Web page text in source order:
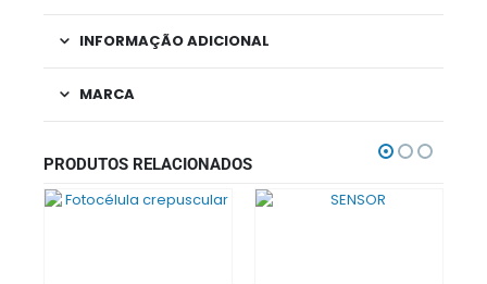
INFORMAÇÃO ADICIONAL
MARCA
PRODUTOS RELACIONADOS